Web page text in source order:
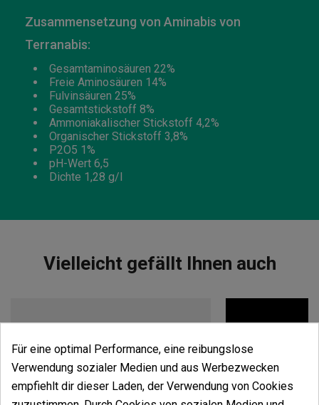
Zusammensetzung von Aminabis von
Terranabis:
Gesamtaminosäuren 22%
Freie Aminosäuren 14%
Fulvinsäuren 25%
Gesamtstickstoff 8%
Ammoniakalischer Stickstoff 4,2%
Organischer Stickstoff 3,8%
P2O5 1%
pH-Wert 6,5
Dichte 1,28 g/l
Vielleicht gefällt Ihnen auch
Für eine optimal Performance, eine reibungslose
Verwendung sozialer Medien und aus Werbezwecken
empfiehlt dir dieser Laden, der Verwendung von Cookies